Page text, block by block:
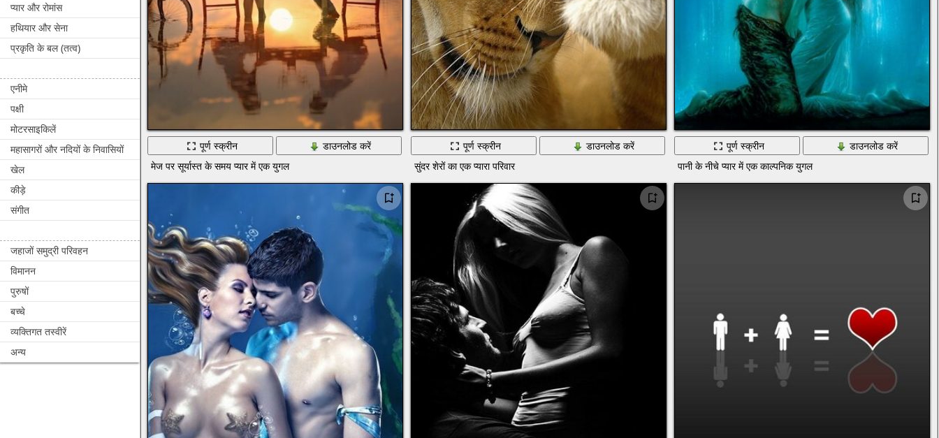
प्यार और रोमांस
हथियार और सेना
प्रकृति के बल (तत्व)
एनीमे
पक्षी
मोटरसाइकिलें
महासागरों और नदियों के निवासियों
खेल
कीड़े
संगीत
जहाजों समुद्री परिवहन
विमानन
पुरुषों
बच्चे
व्यक्तिगत तस्वीरें
अन्य
पूर्ण स्क्रीन
डाउनलोड करें
मेज पर सूर्यास्त के समय प्यार में एक युगल
पूर्ण स्क्रीन
डाउनलोड करें
सुंदर शेरों का एक प्यारा परिवार
पूर्ण स्क्रीन
डाउनलोड करें
पानी के नीचे प्यार में एक काल्पनिक युगल